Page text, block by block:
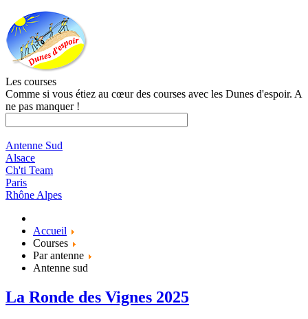
Les courses
Comme si vous étiez au cœur des courses avec les Dunes d'espoir. A
ne pas manquer !
Antenne Sud
Alsace
Ch'ti Team
Paris
Rhône Alpes
Accueil
Courses
Par antenne
Antenne sud
La Ronde des Vignes 2025